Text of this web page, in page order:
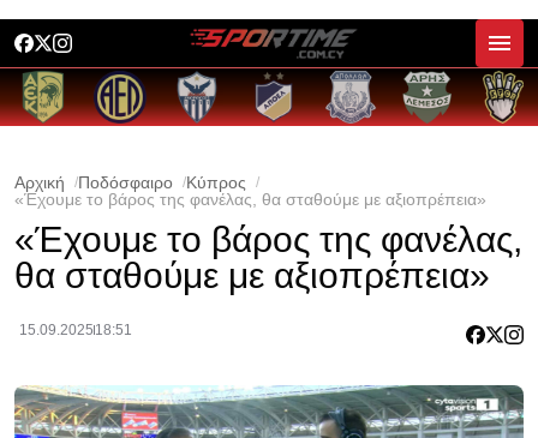
Αρχική Ποδόσφαιρο
Κύπρος
«Έχουμε το βάρος της φανέλας, θα σταθούμε με αξιοπρέπεια»
«Έχουμε το βάρος της φανέλας,
θα σταθούμε με αξιοπρέπεια»
15.09.2025 18:51